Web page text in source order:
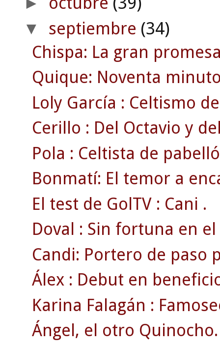
▼ septiembre (34)
Chispa: La gran
Quique: Noventa
Loly García : Celtismo
Cerillo : Del Octavio y
Pola : Celtista de
Bonmatí: El temor a
El test de GolTV : Cani .
Doval : Sin fortuna en
Candi: Portero de paso
Álex : Debut en
Karina Falagán :
Ángel, el otro Quinocho.